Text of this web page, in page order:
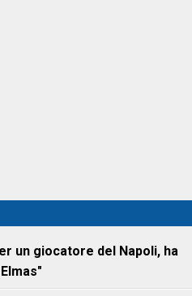
un giocatore del Napoli, ha